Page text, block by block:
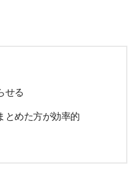
せる
とめた方が効率的